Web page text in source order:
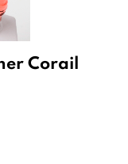
Corail